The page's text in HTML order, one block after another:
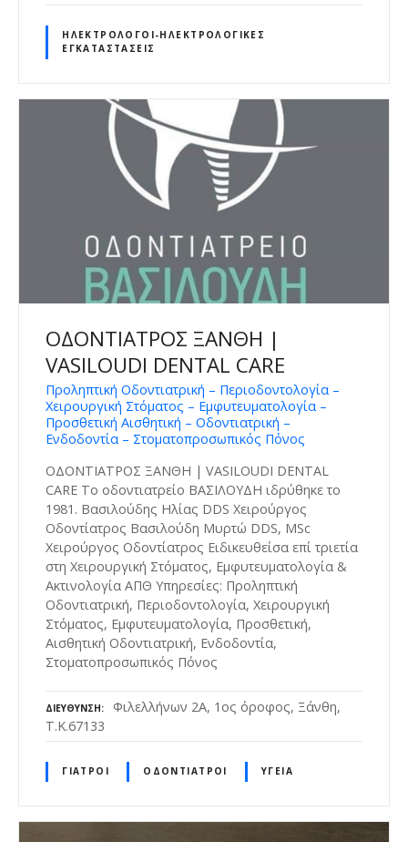
ΗΛΕΚΤΡΟΛΌΓΟΙ-ΗΛΕΚΤΡΟΛΟΓΙΚΈΣ
ΕΓΚΑΤΑΣΤΆΣΕΙΣ
ΟΔΟΝΤΙΑΤΡΟΣ ΞΑΝΘΗ |
VASILOUDI DENTAL CARE
Προληπτική Οδοντιατρική – Περιοδοντολογία –
Χειρουργική Στόματος – Εμφυτευματολογία –
Προσθετική Αισθητική – Οδοντιατρική –
Ενδοδοντία – Στοματοπροσωπικός Πόνος
ΟΔΟΝΤΙΑΤΡΟΣ ΞΑΝΘΗ | VASILOUDI DENTAL
CARE Το οδοντιατρείο ΒΑΣΙΛΟΥΔΗ ιδρύθηκε το
1981. Βασιλούδης Ηλίας DDS Χειρούργος
Οδοντίατρος Βασιλούδη Μυρτώ DDS, MSc
Χειρούργος Οδοντίατρος Ειδικευθείσα επί τριετία
στη Χειρουργική Στόματος, Εμφυτευματολογία &
Ακτινολογία ΑΠΘ Υπηρεσίες: Προληπτική
Οδοντιατρική, Περιοδοντολογία, Χειρουργική
Στόματος, Εμφυτευματολογία, Προσθετική,
Αισθητική Οδοντιατρική, Ενδοδοντία,
Στοματοπροσωπικός Πόνος
ΔΙΕΎΘΥΝΣΗ
Φιλελλήνων 2Α, 1ος όροφος, Ξάνθη,
Τ.Κ.67133
ΓΙΑΤΡΟΊ ΟΔΟΝΤΊΑΤΡΟΙ ΥΓΕΊΑ